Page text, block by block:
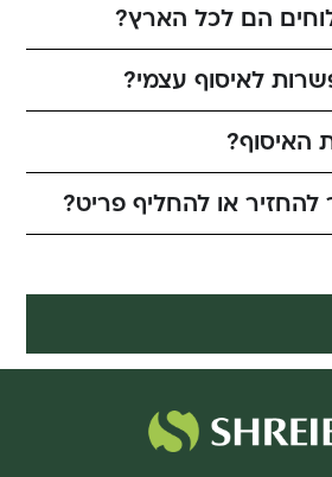
הם לכל הארץ?
לאיסוף עצמי?
האיסוף?
או להחליף פריט?